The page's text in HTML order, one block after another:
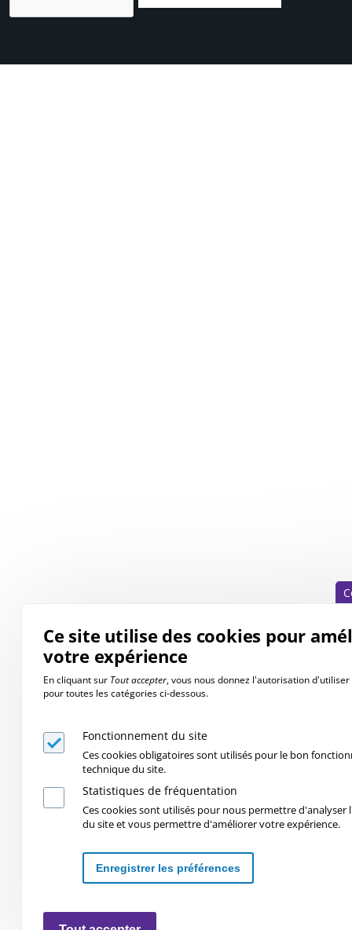
Ce site utilise des cookies pour
votre expérience
En cliquant sur Tout accepter, vous nous donnez l'autorisation d'utiliser
pour toutes les catégories ci-dessous.
Fonctionnement du site
Ces cookies obligatoires sont utilisés pour le bon
technique du site.
Statistiques de fréquentation
Ces cookies sont utilisés pour nous permettre d'analyser
du site et vous permettre d'améliorer votre expérience.
Enregistrer les préférences